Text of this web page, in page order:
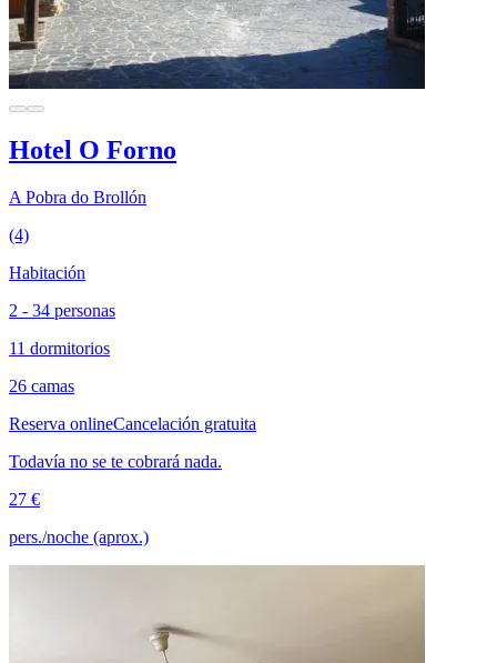
Hotel O Forno
A Pobra do Brollón
(4)
Habitación
2 - 34 personas
11 dormitorios
26 camas
Reserva onlineCancelación gratuita
Todavía no se te cobrará nada.
27 €
pers./noche (aprox.)